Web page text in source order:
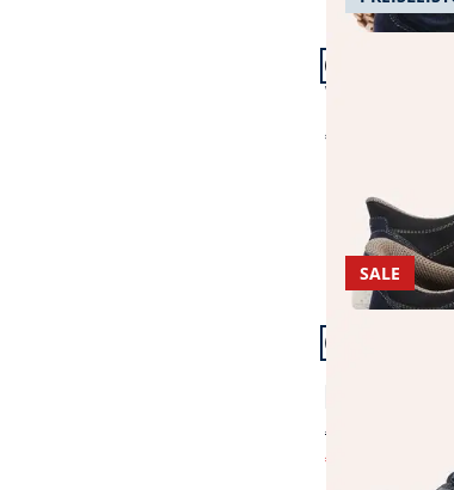
Artikel 7 von 11.
€ 99,99
Artikel 10 von
SALE
€ 99,99
€ 59,99